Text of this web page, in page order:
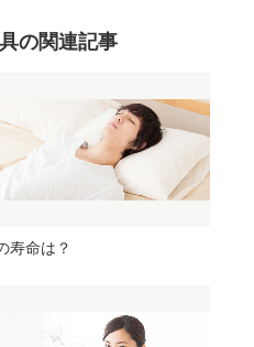
の関連記事
寿命は？